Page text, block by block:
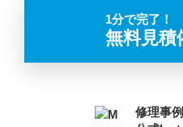
1分で完了！
無料見積
修理事